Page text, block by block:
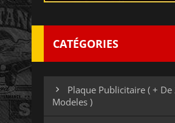
CATÉGORIES

Plaque Publicitaire ( + De
Modeles )